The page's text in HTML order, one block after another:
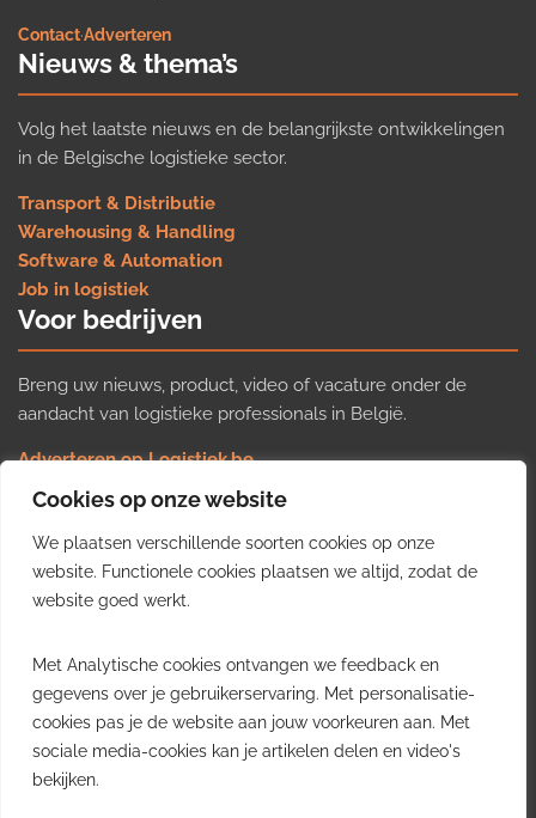
Cookies op onze website
We plaatsen verschillende soorten cookies op onze
website. Functionele cookies plaatsen we altijd, zodat de
website goed werkt.
Met Analytische cookies ontvangen we feedback en
gegevens over je gebruikerservaring. Met personalisatie-
cookies pas je de website aan jouw voorkeuren aan. Met
sociale media-cookies kan je artikelen delen en video's
bekijken.
Contact·Adverteren
Nieuws & thema’s
Volg het laatste nieuws en de belangrijkste ontwikkelingen
in de Belgische logistieke sector.
Transport & Distributie
Warehousing & Handling
Software & Automation
Job in logistiek
Voor bedrijven
Breng uw nieuws, product, video of vacature onder de
aandacht van logistieke professionals in België.
Adverteren op Logistiek.be
Nieuws insturen
Uw video op Logistiek.TV
Job plaatsen
Gratis wekelijkse update
inzichten uit de Belgische logistieke sector in uw inbox.
Ontvang je gratis
wekelijkse update